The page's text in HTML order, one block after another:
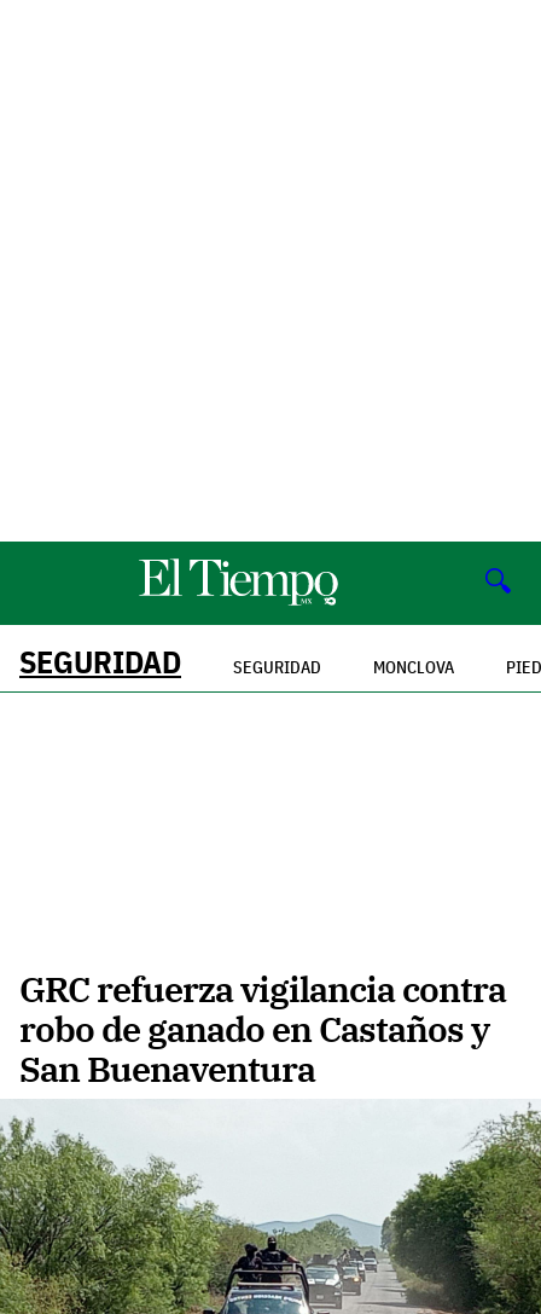
🔍
SEGURIDAD SEGURIDAD MONCLOVA
GRC refuerza vigilancia contra
robo de ganado en Castaños y
San Buenaventura